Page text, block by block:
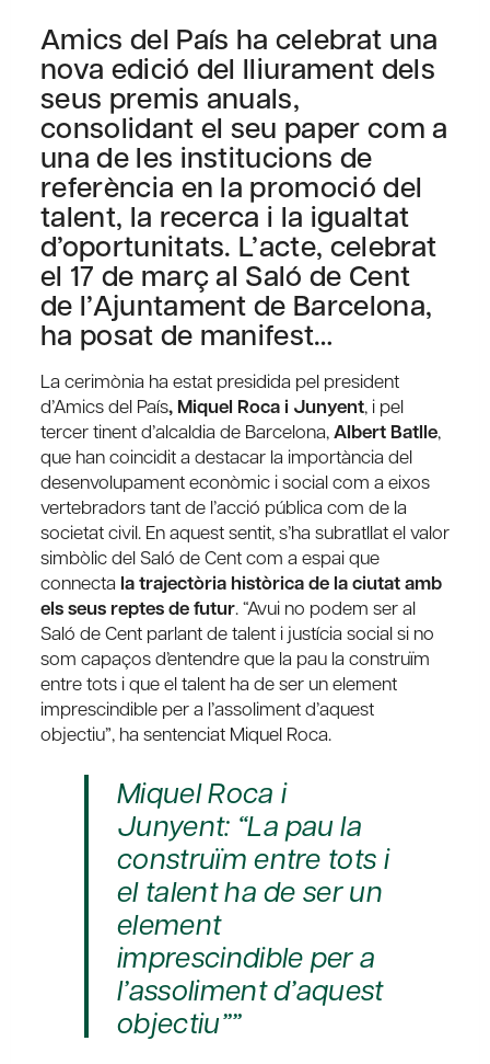
Amics del País ha celebrat una
nova edició del lliurament dels
seus premis anuals,
consolidant el seu paper com a
una de les institucions de
referència en la promoció del
talent, la recerca i la igualtat
d’oportunitats. L’acte, celebrat
el 17 de març al Saló de Cent
de l’Ajuntament de Barcelona,
ha posat de manifest…
La cerimònia ha estat presidida pel president
d’Amics del País, Miquel Roca i Junyent, i pel
tercer tinent d’alcaldia de Barcelona,Albert Batlle,
que han coincidit a destacar la importància del
desenvolupament econòmic i social com a eixos
vertebradors tant de l’acció pública com de la
societat civil. En aquest sentit, s’ha subratllat el valor
simbòlic del Saló de Cent com a espai que
connecta la trajectòria històrica de la ciutat amb
els seus reptes de futur. “Avui no podem ser al
Saló de Cent parlant de talent i justícia social si no
som capaços d’entendre que la pau la construïm
entre tots i que el talent ha de ser un element
imprescindible per a l’assoliment d’aquest
objectiu”, ha sentenciat Miquel Roca.
Miquel Roca i
Junyent: “La pau la
construïm entre tots i
el talent ha de ser un
element
imprescindible per a
l’assoliment d’aquest
objectiu””